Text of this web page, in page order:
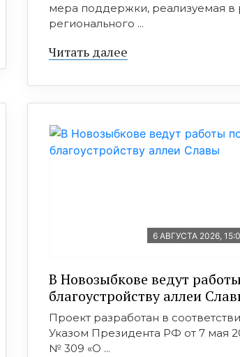
мера поддержки, реализуемая в
регионального ...
Читать далее
6 АВГУСТА 2026,
В Новозыбкове ведут
благоустройству аллеи
Проект разработан в
Указом Президента РФ от 7 мая
№ 309 «О ...